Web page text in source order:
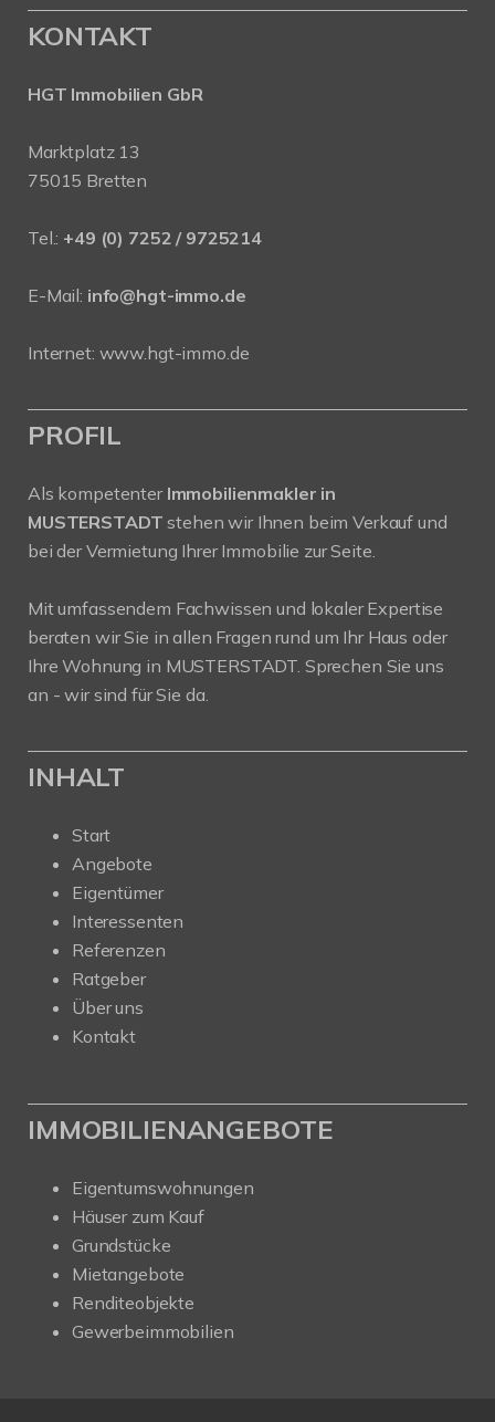
KONTAKT
HGT Immobilien GbR
Marktplatz 13
75015 Bretten
Tel.: +49 (0) 7252 / 9725214
E-Mail: info@hgt-immo.de
Internet: www.hgt-immo.de
PROFIL
Als kompetenter Immobilienmakler in
MUSTERSTADT stehen wir Ihnen beim Verkauf und
bei der Vermietung Ihrer Immobilie zur Seite.
Mit umfassendem Fachwissen und lokaler Expertise
beraten wir Sie in allen Fragen rund um Ihr Haus oder
Ihre Wohnung in MUSTERSTADT. Sprechen Sie uns
an - wir sind für Sie da.
INHALT
Start
Angebote
Eigentümer
Interessenten
Referenzen
Ratgeber
Über uns
Kontakt
IMMOBILIENANGEBOTE
Eigentumswohnungen
Häuser zum Kauf
Grundstücke
Mietangebote
Renditeobjekte
Gewerbeimmobilien